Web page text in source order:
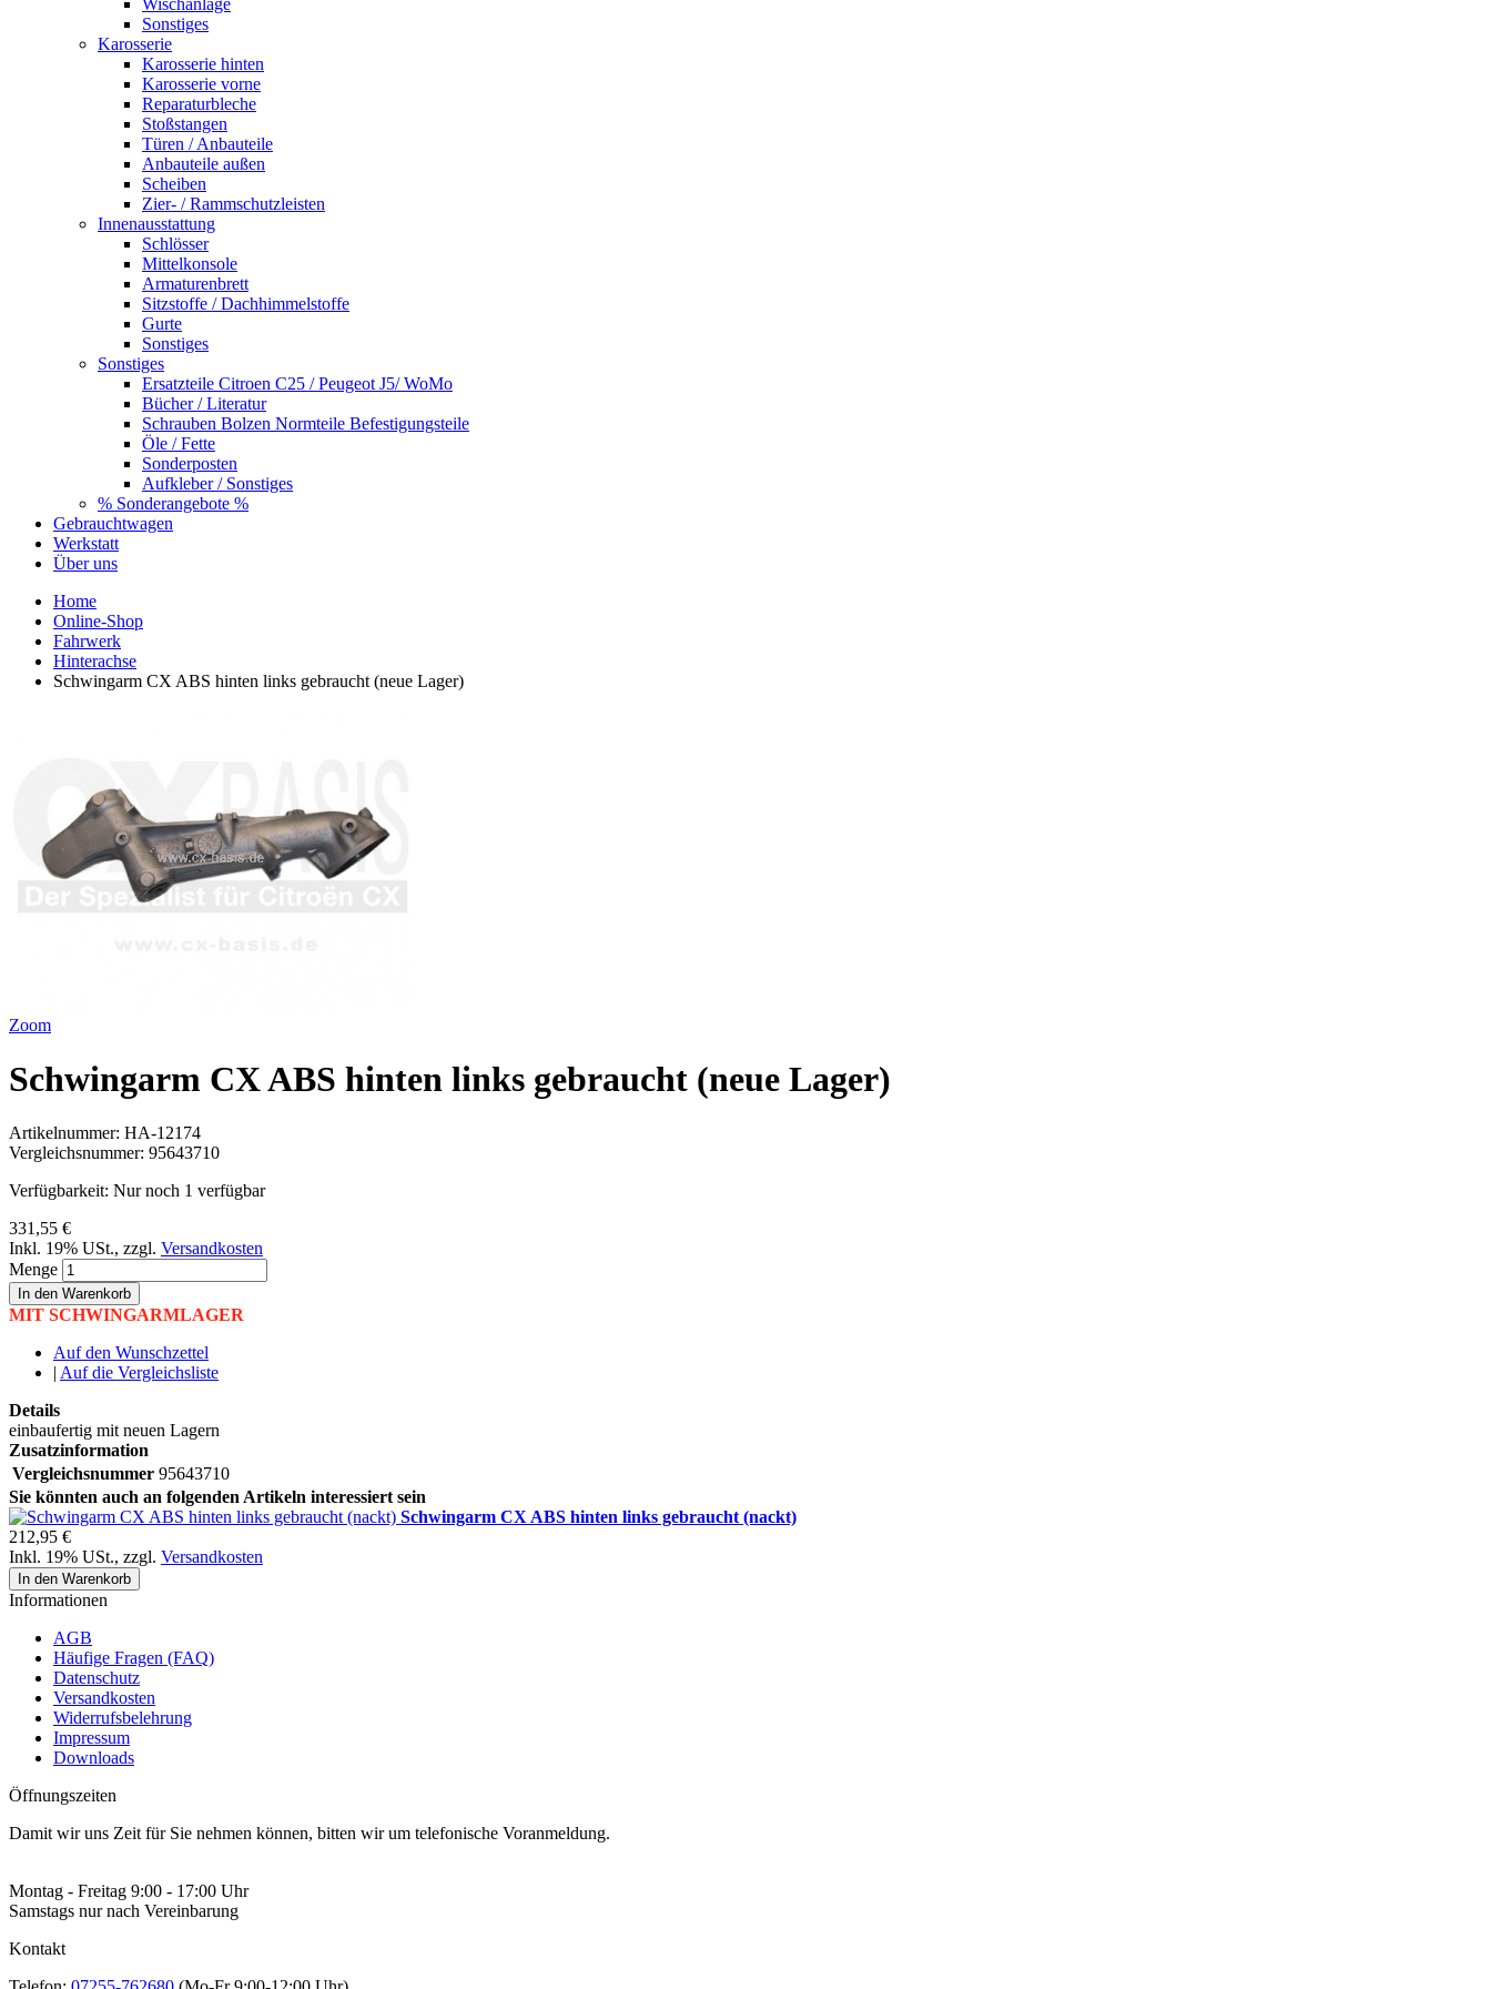
Sonstiges
Karosserie
Karosserie hinten
Karosserie vorne
Reparaturbleche
Stoßstangen
Türen / Anbauteile
Anbauteile außen
Scheiben
Zier- / Rammschutzleisten
Innenausstattung
Schlösser
Mittelkonsole
Armaturenbrett
Sitzstoffe / Dachhimmelstoffe
Gurte
Sonstiges
Sonstiges
Ersatzteile Citroen C25 / Peugeot J5/ WoMo
Bücher / Literatur
Schrauben Bolzen Normteile Befestigungsteile
Öle / Fette
Sonderposten
Aufkleber / Sonstiges
% Sonderangebote %
Gebrauchtwagen
Werkstatt
Über uns
Home
Online-Shop
Fahrwerk
Hinterachse
Schwingarm CX ABS hinten links gebraucht (neue Lager)
Zoom
Schwingarm CX ABS hinten links gebraucht (neue Lager)
Artikelnummer: HA-12174
Vergleichsnummer: 95643710
Verfügbarkeit: Nur noch 1 verfügbar
331,55 €
Inkl. 19% USt., zzgl. Versandkosten
Menge
In den Warenkorb
MIT SCHWINGARMLAGER
Auf den Wunschzettel
| Auf die Vergleichsliste
Details
einbaufertig mit neuen Lagern
Zusatzinformation
Vergleichsnummer 95643710
Sie könnten auch an folgenden Artikeln interessiert sein
Schwingarm CX ABS hinten links gebraucht (nackt)
212,95 €
Inkl. 19% USt., zzgl. Versandkosten
In den Warenkorb
Informationen
AGB
Häufige Fragen (FAQ)
Datenschutz
Versandkosten
Widerrufsbelehrung
Impressum
Downloads
Öffnungszeiten
Damit wir uns Zeit für Sie nehmen können, bitten wir um telefonische Voranmeldung.
Montag - Freitag 9:00 - 17:00 Uhr
Samstags nur nach Vereinbarung
Kontakt